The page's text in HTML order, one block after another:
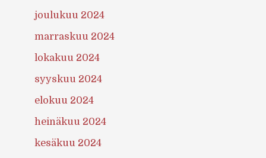
joulukuu 2024
marraskuu 2024
lokakuu 2024
syyskuu 2024
elokuu 2024
heinäkuu 2024
kesäkuu 2024